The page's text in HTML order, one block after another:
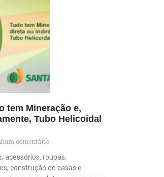
tem Mineração e,
Tubo Helicoidal
comentário
acessórios, roupas,
construção de casas e